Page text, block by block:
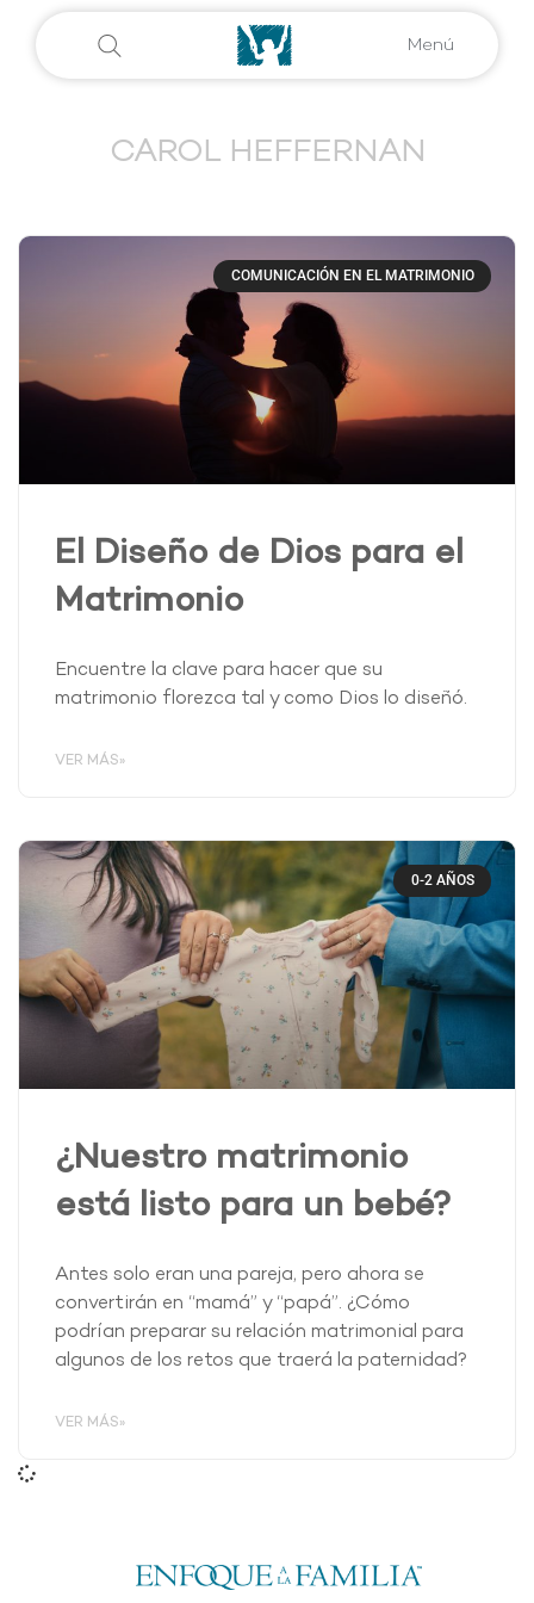
Menú
CAROL HEFFERNAN
COMUNICACIÓN EN EL MATRIMONIO
El Diseño de Dios para el
Matrimonio
Encuentre la clave para hacer que su
matrimonio florezca tal y como Dios lo diseñó.
VER MÁS»
0-2 AÑOS
¿Nuestro matrimonio
está listo para un bebé?
Antes solo eran una pareja, pero ahora se
convertirán en “mamá” y “papá”. ¿Cómo
podrían preparar su relación matrimonial para
algunos de los retos que traerá la paternidad?
VER MÁS»